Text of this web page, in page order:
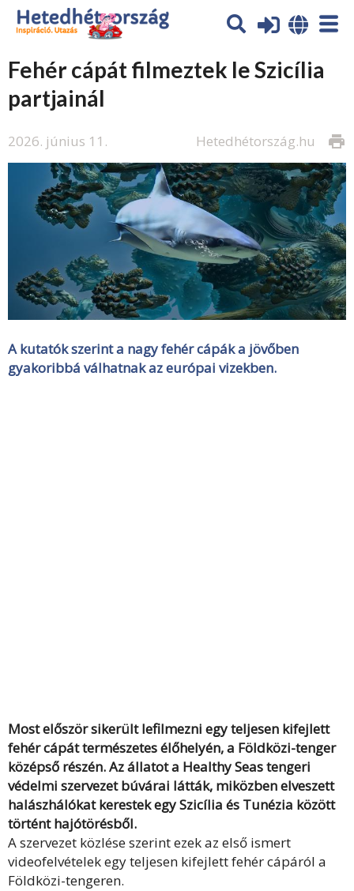
Fehér cápát filmeztek le Szicília
partjainál
2026. június 11. print
Hetedhétország.hu
A kutatók szerint a nagy fehér cápák a jövőben
gyakoribbá válhatnak az európai vizekben.
Most először sikerült lefilmezni egy teljesen kifejlett
fehér cápát természetes élőhelyén, a Földközi-tenger
középső részén. Az állatot a Healthy Seas tengeri
védelmi szervezet búvárai látták, miközben elveszett
halászhálókat kerestek egy Szicília és Tunézia között
történt hajótörésből.
A szervezet közlése szerint ezek az első ismert
videofelvételek egy teljesen kifejlett fehér cápáról a
Földközi-tengeren.